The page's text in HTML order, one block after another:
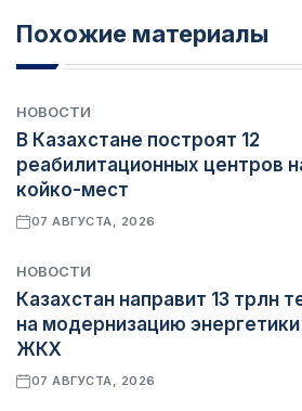
Похожие материалы
НОВОСТИ
В Казахстане построят 12
реабилитационных центров
койко-мест
07 АВГУСТА, 2026
НОВОСТИ
Казахстан направит 13 трлн
на модернизацию энергетики
ЖКХ
07 АВГУСТА, 2026